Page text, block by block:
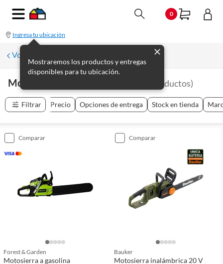
0
Ingresa tu ubicación
Mostraremos los productos y entregas
disponibles para tu ubicación.
Volver a Maquinaria de jardín
Motosierras Y Electrosierras productos)
Filtrar Precio Opciones de entrega Stock en tienda
comparar
Forest & Garden
Motosierra a gasolina
comparar
Bauker
Motosierra inalámbrica 20 V